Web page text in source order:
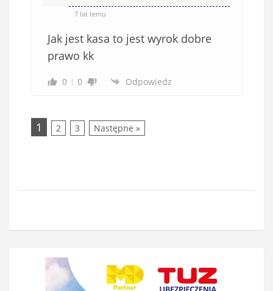
7 lat temu
Jak jest kasa to jest wyrok dobre
prawo kk
0 0 Odpowiedz
1 2 3 Następne »